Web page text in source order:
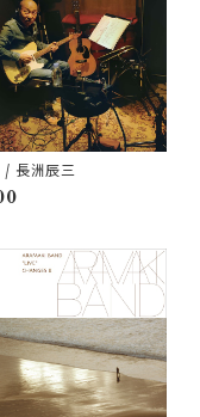
/ 長洲辰三